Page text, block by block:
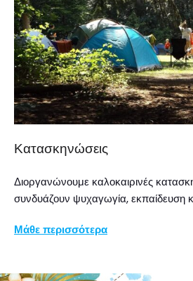
Κατασκηνώσεις
Διοργανώνουμε καλοκαιρινές
συνδυάζουν ψυχαγωγία, εκπαίδευση
Μάθε περισσότερα